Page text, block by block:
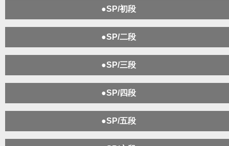
●SP/初段
●SP/二段
●SP/三段
●SP/四段
●SP/五段